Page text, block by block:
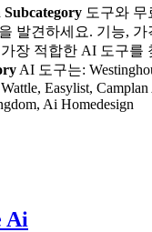
도구와 무
발견하세요. 기능,
장 적합한 AI 도구를
AI 도구는:
Easylist,
Ai Homedesign
Ai